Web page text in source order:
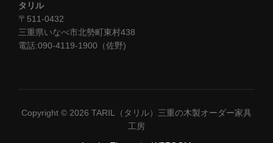
タリル
〒511-0432
三重県いなべ市北勢町東村438
電話:090-4119-1900（佐野)
Copyright © 2026 TARIL（タリル）三重の木製オーダー家具
工房